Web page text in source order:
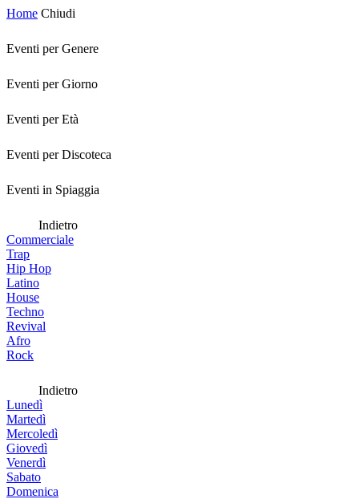
Home Chiudi
Eventi per Genere
Eventi per Giorno
Eventi per Età
Eventi per Discoteca
Eventi in Spiaggia
Indietro
Commerciale
Trap
Hip Hop
Latino
House
Techno
Revival
Afro
Rock
Indietro
Lunedì
Martedì
Mercoledì
Giovedì
Venerdì
Sabato
Domenica